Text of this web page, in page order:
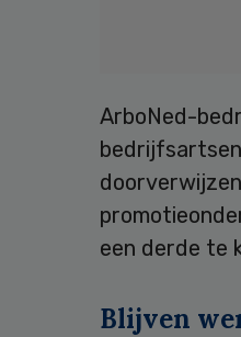
ArboNed-
een derde te
Blijven